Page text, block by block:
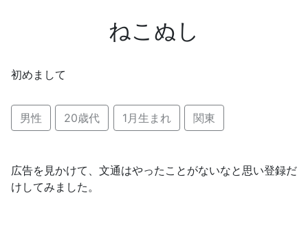
ねこぬし
初めまして
男性 20歳代 1月生まれ 関東
広告を見かけて、文通はやったことがないなと思い登録だ
けしてみました。